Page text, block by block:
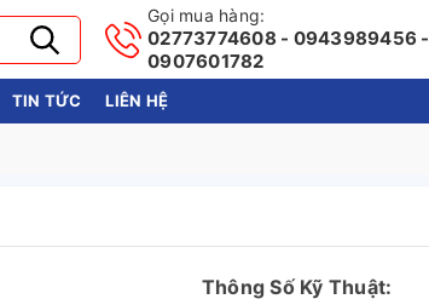
Gọi mua hàng:
02773774608 - 0943989456 -
0907601782
TIN TỨC LIÊN HỆ
Thông Số Kỹ Thuật: